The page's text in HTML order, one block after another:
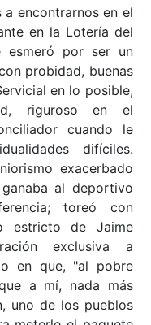
encontrarnos en el
en la Lotería del
esmeró por ser un
probidad, buenas
en lo posible,
riguroso en el
cuando le
difíciles.
exacerbado
al deportivo
toreó con
estricto de Jaime
exclusiva a
en que, "al pobre
a mí, nada más
uno de los pueblos